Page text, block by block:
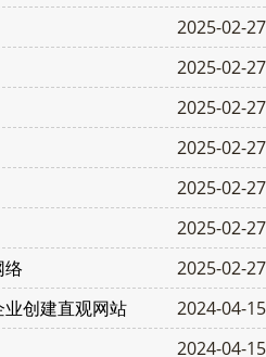
2025-02-27
2025-02-27
2025-02-27
2025-02-27
2025-02-27
2025-02-27
络
2025-02-27
创建直观网站
2024-04-15
2024-04-15